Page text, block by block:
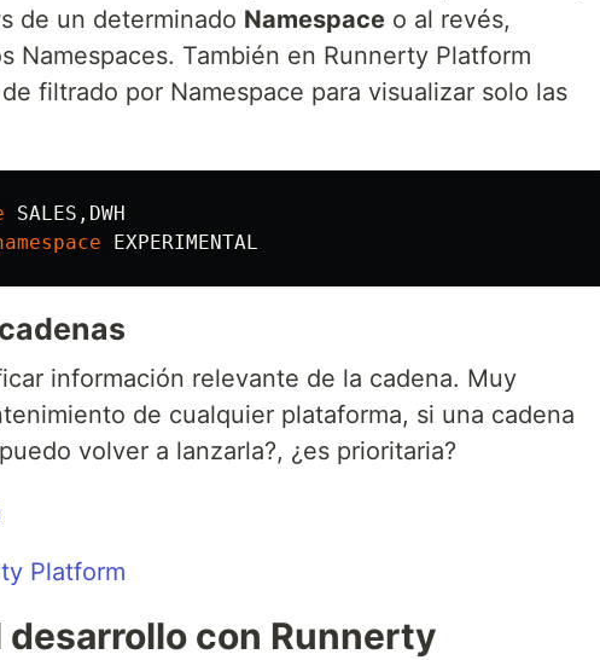
de un determinado Namespace o al revés,
Namespaces. También en Runnerty Platform
filtrado por Namespace para visualizar solo las
SALES,DWH
información relevante de la cadena. Muy
de cualquier plataforma, si una cadena
volver a lanzarla?, ¿es prioritaria?
desarrollo con Runnerty